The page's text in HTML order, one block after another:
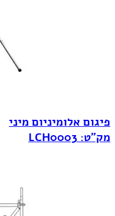
פיגום אלומיניום מיני
מק"ט: LCH0003